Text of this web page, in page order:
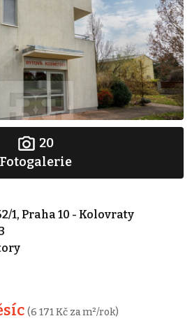
20
Fotogalerie
1, Praha 10 - Kolovraty
(6 171 Kč za m²/rok)